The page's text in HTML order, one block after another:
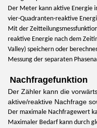
Der Meter kann aktive Energie
vier-Quadranten-reaktive
Mit der
reaktive Energie nach dem
Valley) speichern oder
Messung der separaten
Nachfragefunktion
Der Zähler kann die
aktive/reaktive Nachfrage
Der maximale Nachfragewert
Maximaler Bedarf kann durch